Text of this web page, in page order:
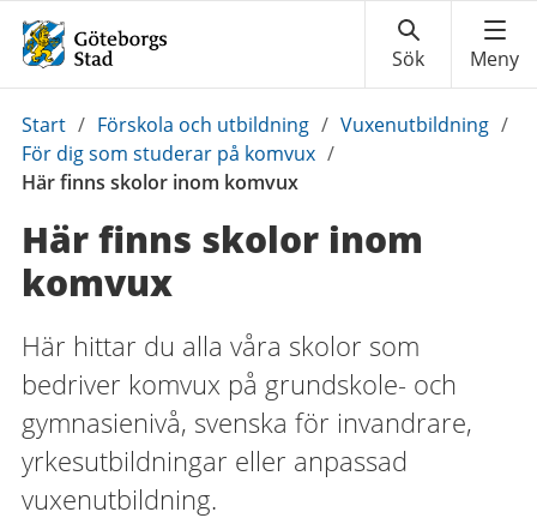
Du
är
här:
Start / Förskola och utbildning / Vuxenutbildning /
För dig som studerar på komvux /
Här finns skolor inom komvux
Här finns skolor inom
komvux
Här hittar du alla våra skolor som
bedriver komvux på grundskole- och
gymnasienivå, svenska för invandrare,
yrkesutbildningar eller anpassad
vuxenutbildning.